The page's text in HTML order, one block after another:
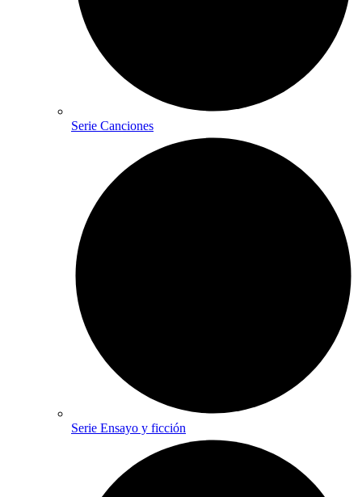
Serie Canciones
Serie Ensayo y ficción